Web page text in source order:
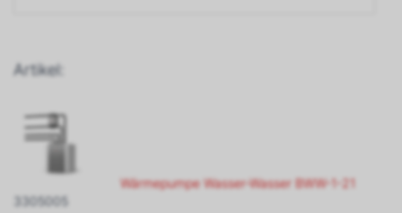
Artikel:
Wärmepumpe Wasser-Wasser BWW-1-21
3305005